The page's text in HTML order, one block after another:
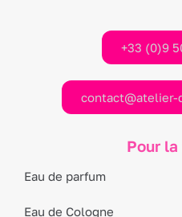
+33 (0)9
contact@atelier-
Pour
Eau de parfum
Eau de Cologne